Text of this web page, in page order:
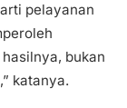
pelayanan
bukan
katanya.